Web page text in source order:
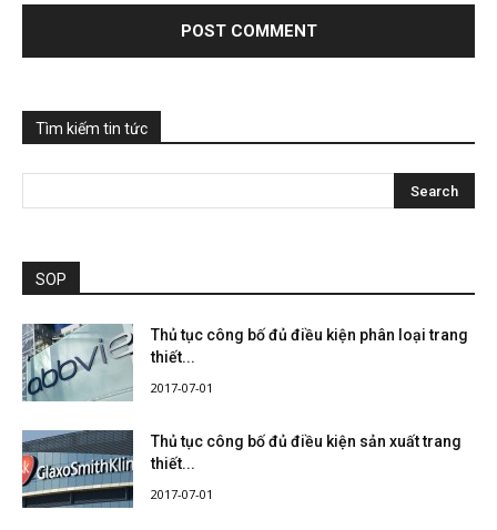
Tìm kiếm tin tức
SOP
Thủ tục công bố đủ điều kiện phân loại trang
thiết...
2017-07-01
Thủ tục công bố đủ điều kiện sản xuất trang
thiết...
2017-07-01